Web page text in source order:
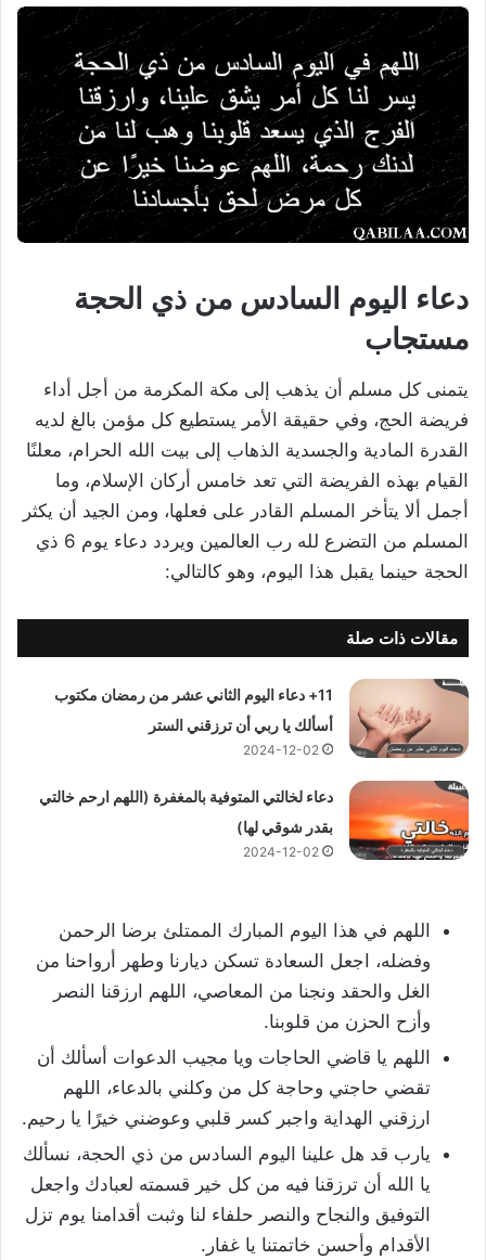
دعاء اليوم السادس من ذي الحجة
مستجاب
يتمنى كل مسلم أن يذهب إلى مكة المكرمة من أجل أداء
فريضة الحج، وفي حقيقة الأمر يستطيع كل مؤمن بالغ لديه
القدرة المادية والجسدية الذهاب إلى بيت الله الحرام، معلنًا
القيام بهذه الفريضة التي تعد خامس أركان الإسلام، وما
أجمل ألا يتأخر المسلم القادر على فعلها، ومن الجيد أن يكثر
المسلم من التضرع لله رب العالمين ويردد دعاء يوم 6 ذي
الحجة حينما يقبل هذا اليوم، وهو كالتالي:
مقالات ذات صلة
11+ دعاء اليوم الثاني عشر من رمضان مكتوب
أسألك يا ربي أن ترزقني الستر
2024-12-02
دعاء لخالتي المتوفية بالمغفرة (اللهم ارحم خالتي
بقدر شوقي لها)
2024-12-02
اللهم في هذا اليوم المبارك الممتلئ برضا الرحمن
وفضله، اجعل السعادة تسكن ديارنا وطهر أرواحنا من
الغل والحقد ونجنا من المعاصي، اللهم ارزقنا النصر
وأزح الحزن من قلوبنا.
اللهم يا قاضي الحاجات ويا مجيب الدعوات أسألك أن
تقضي حاجتي وحاجة كل من وكلني بالدعاء، اللهم
ارزقني الهداية واجبر كسر قلبي وعوضني خيرًا يا رحيم.
يارب قد هل علينا اليوم السادس من ذي الحجة، نسألك
يا الله أن ترزقنا فيه من كل خير قسمته لعبادك واجعل
التوفيق والنجاح والنصر حلفاء لنا وثبت أقدامنا يوم تزل
الأقدام وأحسن خاتمتنا يا غفار.